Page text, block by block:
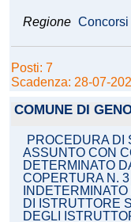
Regione
Posti: 7
Scadenza: 28-07-
COMUNE DI
PROCEDURA DI
ASSUNTO CON
DETERMINATO
COPERTURA N.
DI ISTRUTTORE
DEGLI